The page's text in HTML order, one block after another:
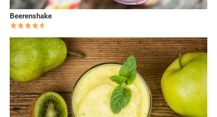
Beerenshake